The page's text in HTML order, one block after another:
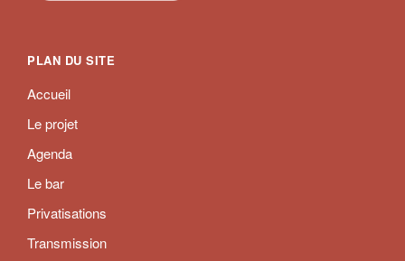
PLAN DU SITE
Accueil
Le projet
Agenda
Le bar
Privatisations
Transmission